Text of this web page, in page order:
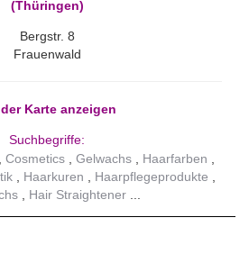
(Thüringen)
Bergstr. 8
Frauenwald
Karte anzeigen
Suchbegriffe:
Cosmetics Gelwachs
Haarfarben
Haarkuren
Haarpflegeprodukte
Hair Straightener